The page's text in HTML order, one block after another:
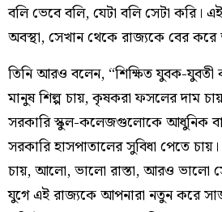
বলি ভেবে বলি, যেটা বলি সেটা করি।
অবস্থা, সেখান থেকে রাজ্যকে বের
তিনি আরও বলেন, “শিক্ষিত যুবক-যুবতী
মানুষ শিল্প চায়, কৃষকরা ফসলের দাম
সরকারি স্কুল-কলেজগুলোকে আধুনিক
সরকারি হাসপাতালের সুবিধা পেতে
চায়, আলো, ভালো রাস্তা, আরও ভালো
যুগে এই রাজ্যকে আপনারা নতুন করে